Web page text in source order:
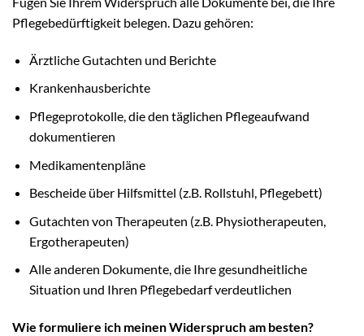
Pflegebedürftigkeit belegen. Dazu gehören:
Ärztliche Gutachten und Berichte
Krankenhausberichte
Pflegeprotokolle, die den täglichen Pflegeaufwand
dokumentieren
Medikamentenpläne
Bescheide über Hilfsmittel (z.B. Rollstuhl, Pflegebett)
Gutachten von Therapeuten (z.B. Physiotherapeuten,
Ergotherapeuten)
Alle anderen Dokumente, die Ihre gesundheitliche
Situation und Ihren Pflegebedarf verdeutlichen
Wie formuliere ich meinen Widerspruch am besten?